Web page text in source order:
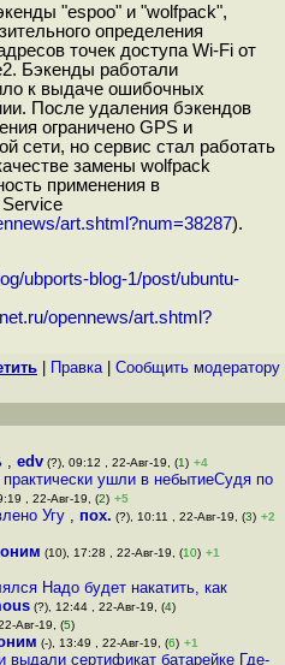
"espoo" и "wolfpack",
определения
точек доступа Wi-Fi от
Бэкенды работали
к выдаче ошибочных
После удаления бэкендов
ограничено GPS и
сети, но сервис стал работать
замены wolfpack
применения в
art.shtml?num=38287).
ubports-blog-1/post/ubuntu-
opennews/art.shtml?
Правка| Cообщить модератору
,edv (?), 09:12 , 22-Авг-19, (1) +4
ушли в небытиеСудя по
, 22-Авг-19, (2) +5
Угу , пох. (?), 10:11 , 22-Авг-19, (3) +2
(10), 17:28 , 22-Авг-19, (10) +1
Надо будет накатить, как
(?), 12:44 , 22-Авг-19, (4)
Авг-19, (5)
(-), 13:49 , 22-Авг-19, (6) +1
выдали сертификат батарейке Где-